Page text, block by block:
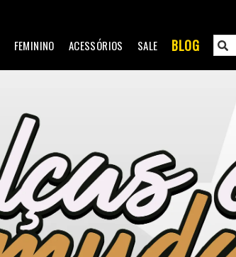
FEMININO ACESSÓRIOS SALE BLOG